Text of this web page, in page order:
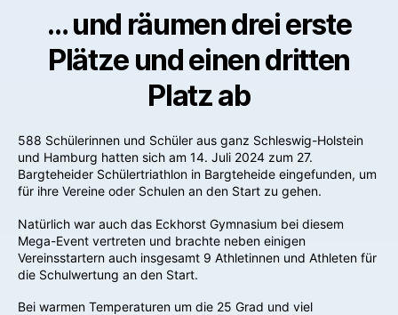
… und räumen drei erste
Plätze und einen dritten
Platz ab
588 Schülerinnen und Schüler aus ganz Schleswig-Holstein
und Hamburg hatten sich am 14. Juli 2024 zum 27.
Bargteheider Schülertriathlon in Bargteheide eingefunden, um
für ihre Vereine oder Schulen an den Start zu gehen.
Natürlich war auch das Eckhorst Gymnasium bei diesem
Mega-Event vertreten und brachte neben einigen
Vereinsstartern auch insgesamt 9 Athletinnen und Athleten für
die Schulwertung an den Start.
Bei warmen Temperaturen um die 25 Grad und viel